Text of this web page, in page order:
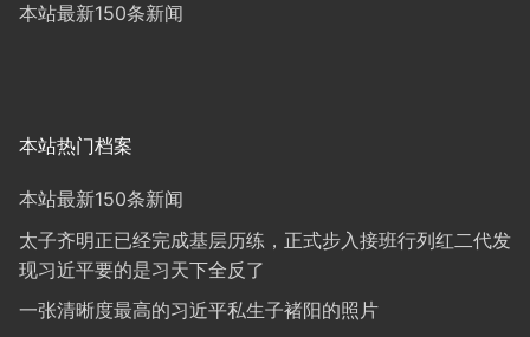
本站最新150条新闻
本站热门档案
本站最新150条新闻
太子齐明正已经完成基层历练，正式步入接班行列红二代发
现习近平要的是习天下全反了
一张清晰度最高的习近平私生子褚阳的照片